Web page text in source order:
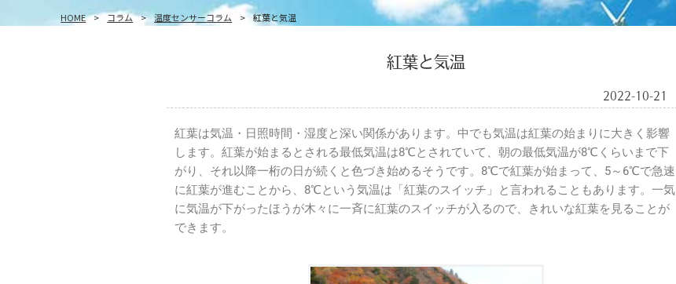
HOME > コラム > 温度センサーコラム > 紅葉と気温
紅葉と気温
2022-10-21
紅葉は気温・日照時間・湿度と深い関係があります。中でも気温は紅葉の始まりに大きく影響
します。紅葉が始まるとされる最低気温は8℃とされていて、朝の最低気温が8℃くらいまで下
がり、それ以降一桁の日が続くと色づき始めるそうです。8℃で紅葉が始まって、5～6℃で急速
に紅葉が進むことから、8℃という気温は「紅葉のスイッチ」と言われることもあります。一気
に気温が下がったほうが木々に一斉に紅葉のスイッチが入るので、きれいな紅葉を見ることが
できます。